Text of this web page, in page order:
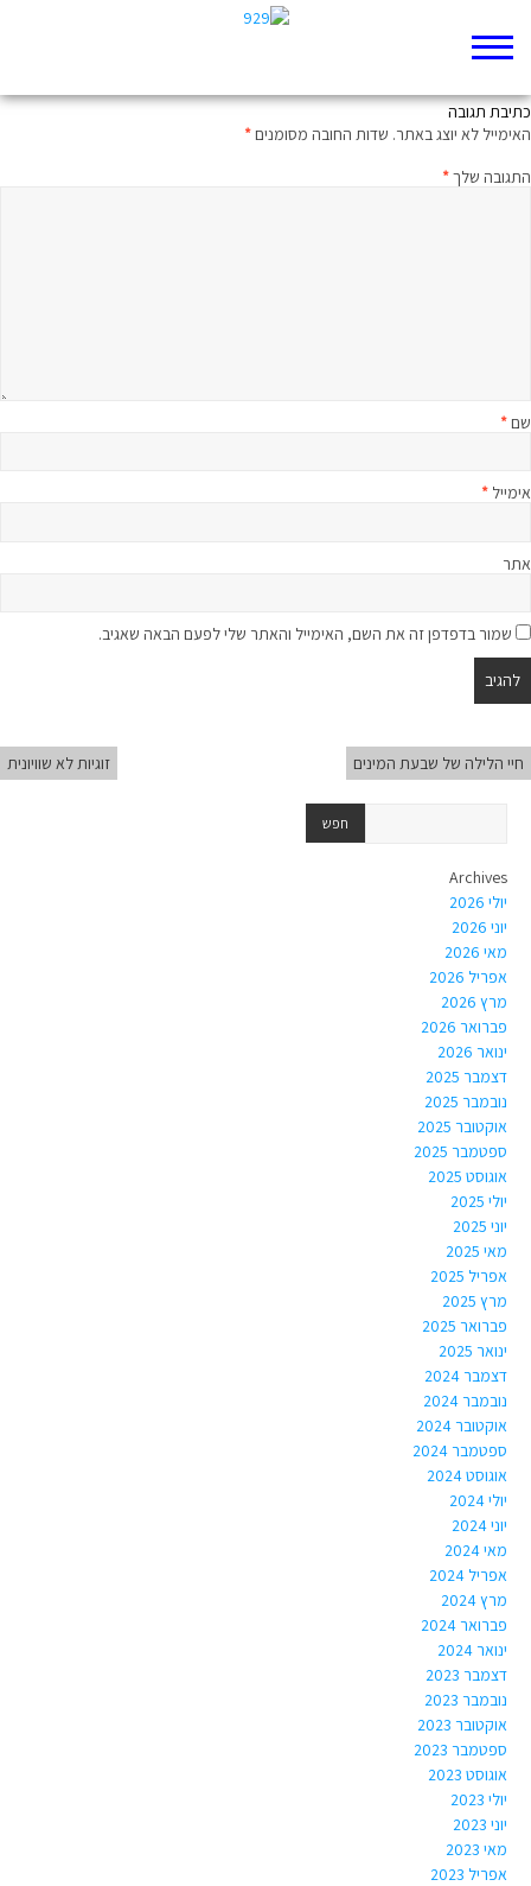
כתיבת תגובה
האימייל לא יוצג באתר. שדות החובה מסומנים*
התגובה שלך*
שם*
אימייל *
אתר
שמור בדפדפן זה את השם, האימייל והאתר שלי לפעם הבאה שאגיב.
חיי הלילה של שבעת המינים זוגיות לא שוויונית
Archives
יולי 2026
יוני 2026
מאי 2026
אפריל 2026
מרץ 2026
פברואר 2026
ינואר 2026
דצמבר 2025
נובמבר 2025
אוקטובר 2025
ספטמבר 2025
אוגוסט 2025
יולי 2025
יוני 2025
מאי 2025
אפריל 2025
מרץ 2025
פברואר 2025
ינואר 2025
דצמבר 2024
נובמבר 2024
אוקטובר 2024
ספטמבר 2024
אוגוסט 2024
יולי 2024
יוני 2024
מאי 2024
אפריל 2024
מרץ 2024
פברואר 2024
ינואר 2024
דצמבר 2023
נובמבר 2023
אוקטובר 2023
ספטמבר 2023
אוגוסט 2023
יולי 2023
יוני 2023
מאי 2023
אפריל 2023